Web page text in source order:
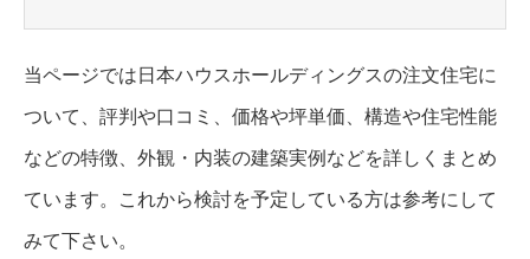
当ページでは日本ハウスホールディングスの注文住宅に
ついて、評判や口コミ、価格や坪単価、構造や住宅性能
などの特徴、外観・内装の建築実例などを詳しくまとめ
ています。これから検討を予定している方は参考にして
みて下さい。